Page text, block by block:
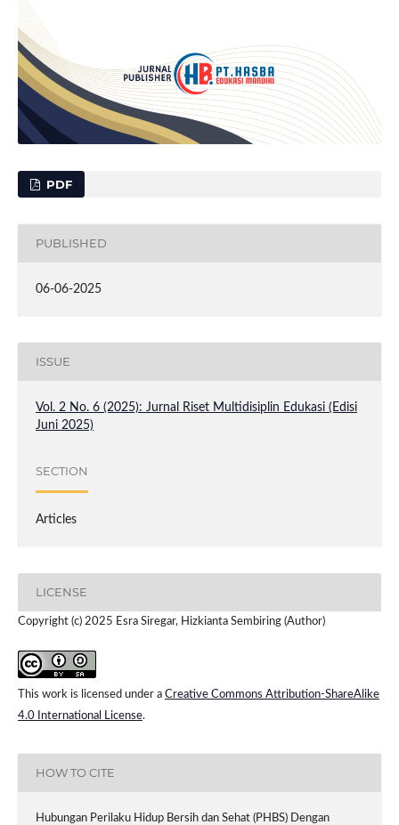
PDF
PUBLISHED
06-06-2025
ISSUE
Vol. 2 No. 6 (2025): Jurnal Riset Multidisiplin Edukasi (Edisi
Juni 2025)
SECTION
Articles
LICENSE
Copyright (c) 2025 Esra Siregar, Hizkianta Sembiring (Author)
This work is licensed under a Creative Commons Attribution-ShareAlike
4.0 International License.
HOW TO CITE
Hubungan Perilaku Hidup Bersih dan Sehat (PHBS) Dengan